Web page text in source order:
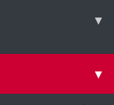
▾
▾